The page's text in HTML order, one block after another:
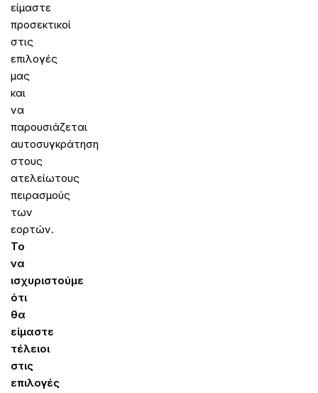
είμαστε
προσεκτικοί
στις
επιλογές
μας
και
να
παρουσιάζεται
αυτοσυγκράτηση
στους
ατελείωτους
πειρασμούς
των
εορτών.
Το
να
ισχυριστούμε
ότι
θα
είμαστε
τέλειοι
στις
επιλογές